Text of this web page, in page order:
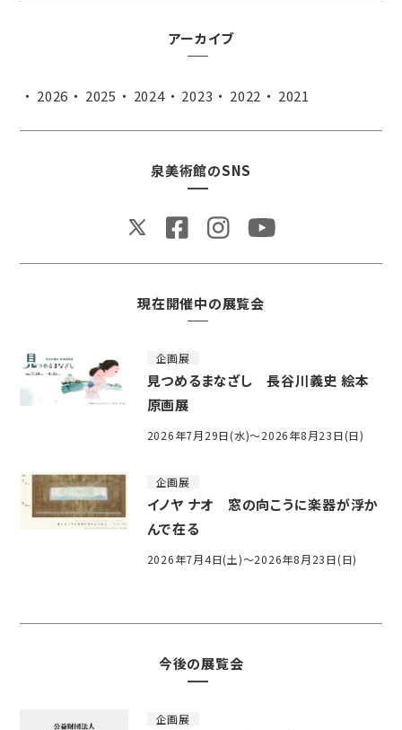
アーカイブ
2026 2025 2024 2023 2022 2021
泉美術館のSNS
現在開催中の展覧会
企画展
見つめるまなざし 長谷川義史 絵本
原画展
2026年7月29日(水)～2026年8月23日(日)
企画展
イノヤ ナオ 窓の向こうに楽器が浮か
んで在る
2026年7月4日(土)～2026年8月23日(日)
今後の展覧会
企画展